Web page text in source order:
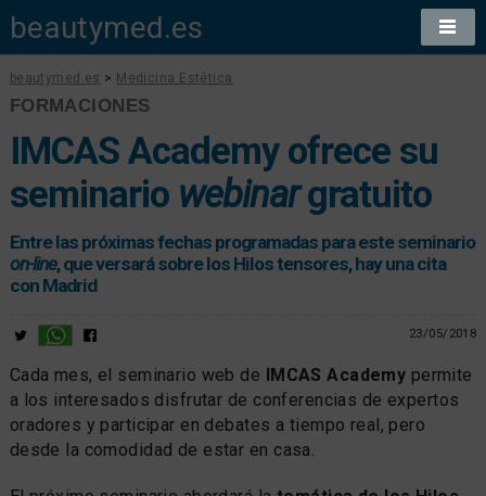
beautymed.es
beautymed.es > Medicina Estética
FORMACIONES
IMCAS Academy ofrece su
seminario webinargratuito
Entre las próximas fechas programadas para este seminario
on-line, que versará sobre los Hilos tensores, hay una cita
con Madrid
23/05/2018
Cada mes, el seminario web de IMCAS Academy permite
a los interesados disfrutar de conferencias de expertos
oradores y participar en debates a tiempo real, pero
desde la comodidad de estar en casa.